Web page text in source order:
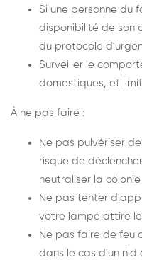
Si une personne du
disponibilité de son
du protocole
Surveiller le
domestiques, et
À ne pas faire :
Ne pas pulvériser
risque de
neutraliser la colonie
Ne pas tenter
votre lampe attire
Ne pas faire de feu
dans le cas d'un nid